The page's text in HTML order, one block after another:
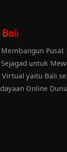
untuk
yaitu Bali
Online